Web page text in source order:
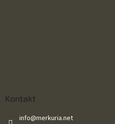
Kontakt
info@merkuria.net